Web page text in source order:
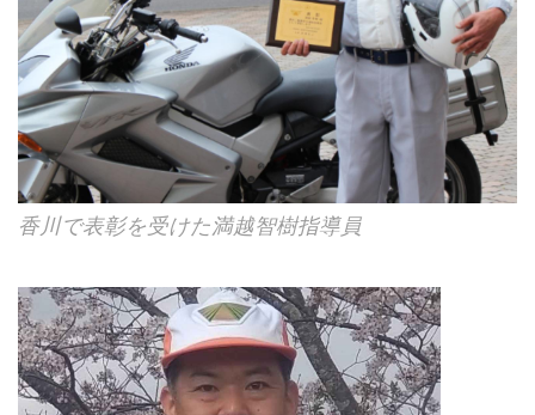
香川で表彰を受けた満越智樹指導員